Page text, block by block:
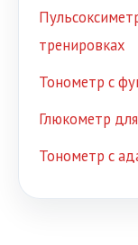
тренировках
Тонометр с
Глюкометр
Тонометр с